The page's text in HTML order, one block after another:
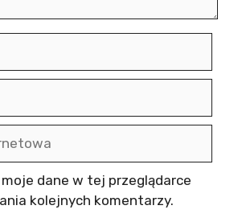
dane w tej przeglądarce
kolejnych komentarzy.